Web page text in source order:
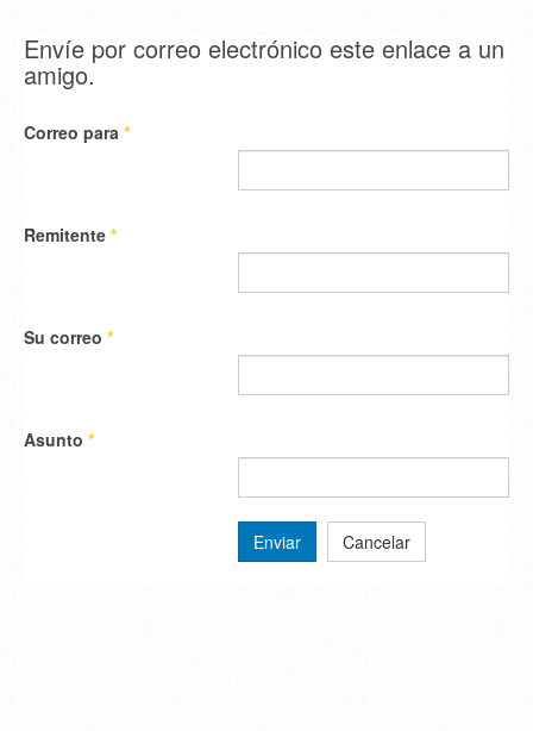
Envíe por correo electrónico este enlace a un
amigo.
Correo para *
Remitente *
Su correo *
Asunto *
Enviar Cancelar